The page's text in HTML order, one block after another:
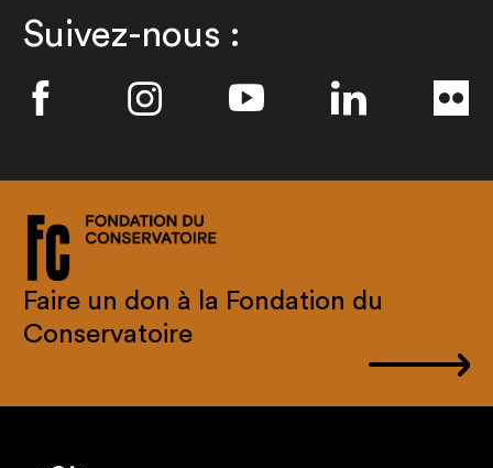
Suivez-nous :
Faire un don à la Fondation du
Conservatoire